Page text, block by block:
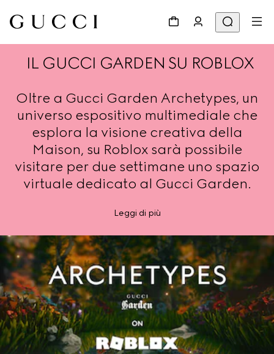
IL GUCCI GARDEN SU ROBLOX
Oltre a Gucci Garden Archetypes, un
universo espositivo multimediale che
esplora la visione creativa della
Maison, su Roblox sarà possibile
visitare per due settimane uno spazio
virtuale dedicato al Gucci Garden.
Leggi di più